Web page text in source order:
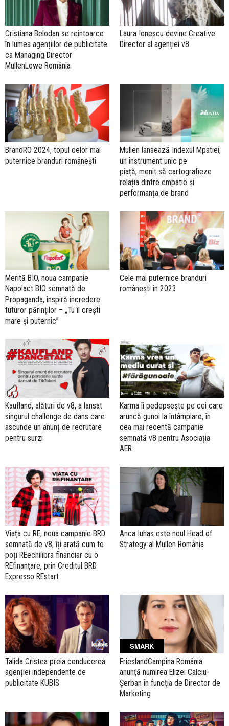
Cristiana Belodan se reîntoarce
în lumea agențiilor de publicitate
ca Managing Director
MullenLowe România
Laura Ionescu devine Creative
Director al agenției v8
BrandRO 2024, topul celor mai
puternice branduri românești
Mullen lansează Indexul Mpatiei,
un instrument unic pe
piață, menit să cartografieze
relația dintre empatie și
performanța de brand
Merită BIO, noua campanie
Napolact BIO semnată de
Propaganda, inspiră încredere
tuturor părinților – „Tu îl crești
mare și puternic”
Cele mai puternice branduri
românești în 2023
Kaufland, alături de v8, a lansat
singurul challenge de dans care
ascunde un anunț de recrutare
pentru surzi
Karma îi pedepsește pe cei care
aruncă gunoi la întâmplare, în
cea mai recentă campanie
semnată v8 pentru Asociația
AER
Viața cu RE, noua campanie BRD
semnată de v8, îți arată cum te
poți REechilibra financiar cu o
REfinanțare, prin Creditul BRD
Expresso REstart
Anca Iuhas este noul Head of
Strategy al Mullen România
Talida Cristea preia conducerea
agenției independente de
publicitate KUBIS
SMARK
FrieslandCampina România
anunță numirea Elizei Calciu-
Șerban în funcția de Director de
Marketing